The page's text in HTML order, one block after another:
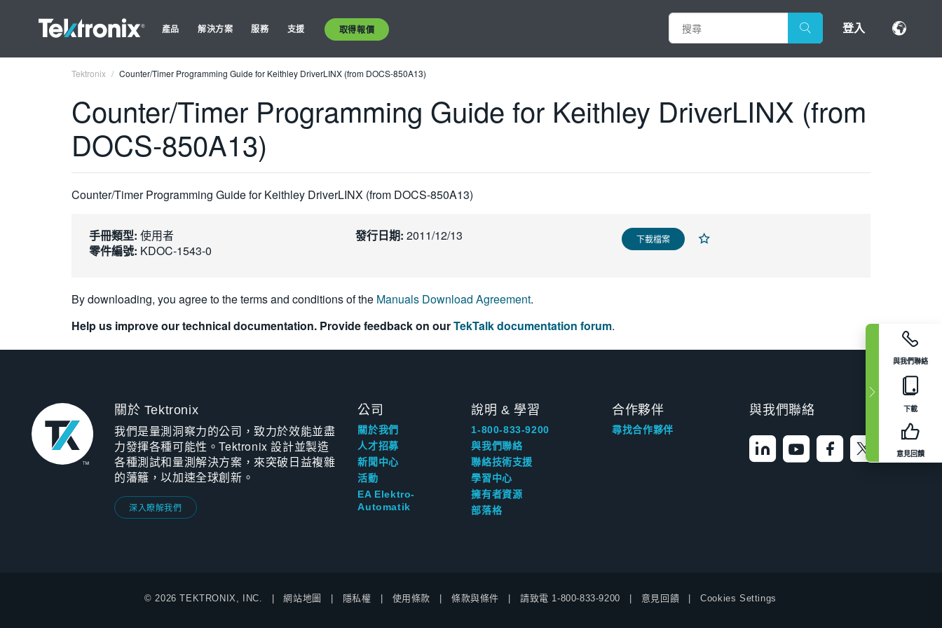
產品 解決方案 服務 支援 取得報價 登入
與我們聯絡
下載
意見回饋
Tektronix Counter/Timer Programming Guide for Keithley DriverLINX (from DOCS-850A13)
Counter/Timer Programming Guide for Keithley DriverLINX (from
DOCS-850A13)
Counter/Timer Programming Guide for Keithley DriverLINX (from DOCS-850A13)
手冊類型: 使用者
零件編號: KDOC-1543-0
發行日期: 2011/12/13 下載檔案
By downloading, you agree to the terms and conditions of the Manuals Download Agreement.
Help us improve our technical documentation. Provide feedback on ourTekTalk documentation forum.
關於 Tektronix
我們是量測洞察力的公司，致力於效能並盡
力發揮各種可能性。Tektronix 設計並製造
各種測試和量測解決方案，來突破日益複雜
的藩籬，以加速全球創新。
深入瞭解我們
公司
關於我們
人才招募
新聞中心
活動
EA Elektro-
Automatik
說明 & 學習
1-800-833-9200
與我們聯絡
聯絡技術支援
學習中心
擁有者資源
部落格
合作夥伴
尋找合作夥伴
與我們聯絡
© 2026 TEKTRONIX, INC. 網站地圖 隱私權 使用條款 條款與條件 請致電 1-800-833-9200 意見回饋 Cookies Settings